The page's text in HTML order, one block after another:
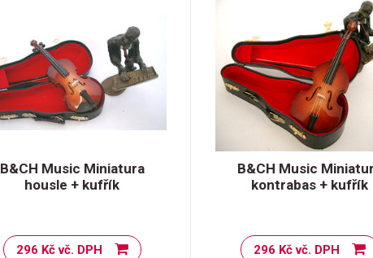
B&CH Music Miniatura
housle + kufřík
296 Kč vč. DPH
B&CH Music
kontrabas + kufřík
296 Kč vč. DPH